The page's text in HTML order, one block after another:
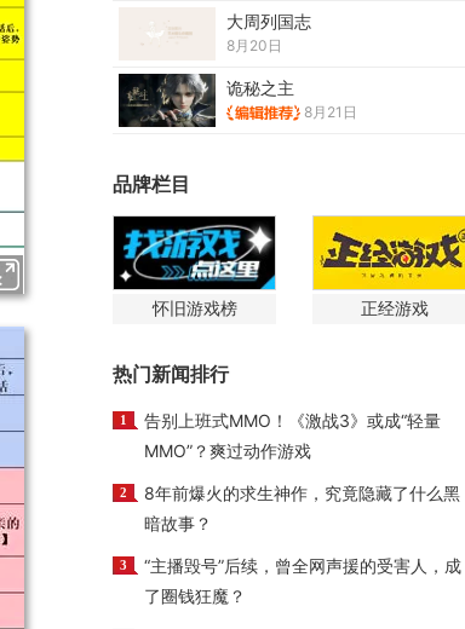
大周列国志
8月20日
诡秘之主
8月21日
品牌栏目
怀旧游戏榜 正经游戏
热门新闻排行
1
告别上班式MMO！《激战3》或成“轻量
MMO”？爽过动作游戏
2
8年前爆火的求生神作，究竟隐藏了什么黑
暗故事？
3
“主播毁号”后续，曾全网声援的受害人，成
了圈钱狂魔？